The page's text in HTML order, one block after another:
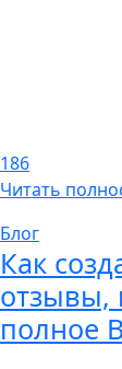
186
Читать
Блог
Как
отзывы,
полное